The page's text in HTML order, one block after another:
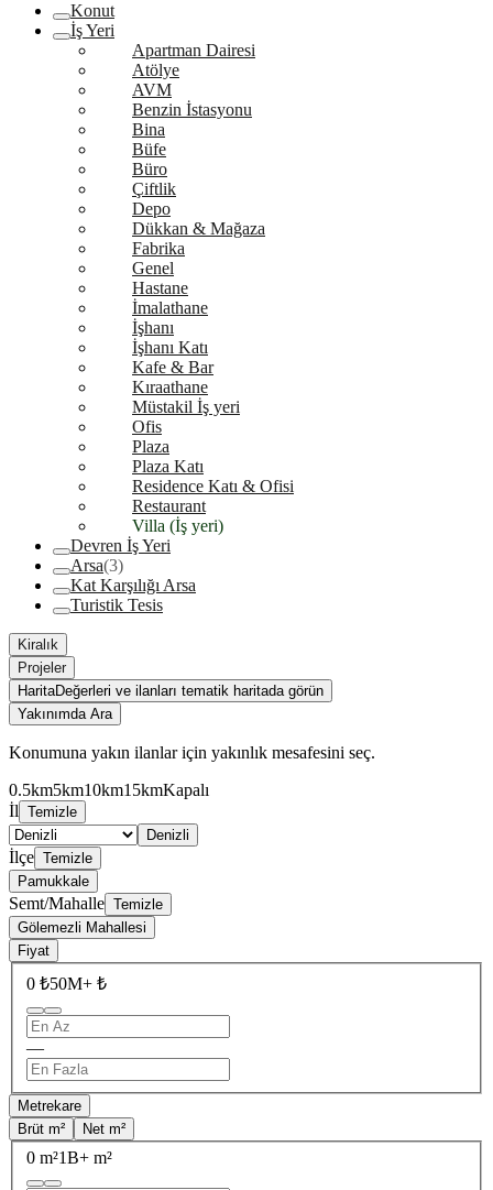
Konut
İş Yeri
Apartman Dairesi
Atölye
AVM
Benzin İstasyonu
Bina
Büfe
Büro
Çiftlik
Depo
Dükkan & Mağaza
Fabrika
Genel
Hastane
İmalathane
İşhanı
İşhanı Katı
Kafe & Bar
Kıraathane
Müstakil İş yeri
Ofis
Plaza
Plaza Katı
Residence Katı & Ofisi
Restaurant
Villa (İş yeri)
Devren İş Yeri
Arsa(3)
Kat Karşılığı Arsa
Turistik Tesis
Kiralık
Projeler
HaritaDeğerleri ve ilanları tematik haritada görün
Yakınımda Ara
Konumuna yakın ilanlar için yakınlık mesafesini seç.
0.5km5km10km15kmKapalı
İl Temizle
Denizli
İlçe Temizle
Pamukkale
Semt/Mahalle Temizle
Gölemezli Mahallesi
Fiyat
0 ₺50M+ ₺
—
Metrekare
Brüt m²
Net m²
0 m²1B+ m²